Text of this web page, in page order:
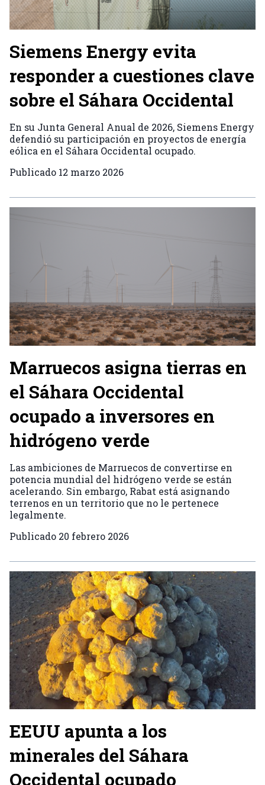
Siemens Energy evita
responder a cuestiones clave
sobre el Sáhara Occidental
En su Junta General Anual de 2026, Siemens Energy
defendió su participación en proyectos de energía
eólica en el Sáhara Occidental ocupado.
Publicado 12 marzo 2026
Marruecos asigna tierras en
el Sáhara Occidental
ocupado a inversores en
hidrógeno verde
Las ambiciones de Marruecos de convertirse en
potencia mundial del hidrógeno verde se están
acelerando. Sin embargo, Rabat está asignando
terrenos en un territorio que no le pertenece
legalmente.
Publicado 20 febrero 2026
EEUU apunta a los
minerales del Sáhara
Occidental ocupado